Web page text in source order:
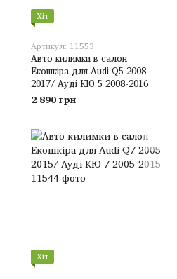
Хіт
Артикул: 11553
Авто килимки в салон
Екошкіра для Audi Q5 2008-
2017/ Ауді КЮ 5 2008-2016
2 890 грн
Хіт